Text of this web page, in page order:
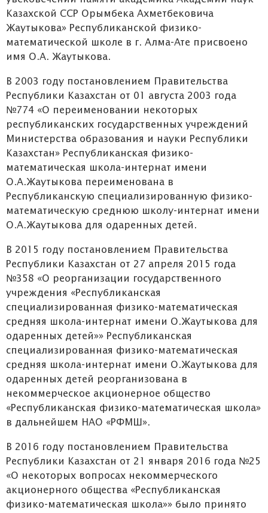
Казахской ССР Орымбека Ахметбековича
Жаутыкова» Республиканской физико-
математической школе в г. Алма-Ате присвоено
имя О.А. Жаутыкова.
В 2003 году постановлением Правительства
Республики Казахстан от 01 августа 2003 года
№774 «О переименовании некоторых
республиканских государственных учреждений
Министерства образования и науки Республики
Казахстан» Республиканская физико-
математическая школа-интернат имени
О.А.Жаутыкова переименована в
Республиканскую специализированную физико-
математическую среднюю школу-интернат имени
О.А.Жаутыкова для одаренных детей.
В 2015 году постановлением Правительства
Республики Казахстан от 27 апреля 2015 года
№358 «О реорганизации государственного
учреждения «Республиканская
специализированная физико-математическая
средняя школа-интернат имени О.Жаутыкова для
одаренных детей»» Республиканская
специализированная физико-математическая
средняя школа-интернат имени О.Жаутыкова для
одаренных детей реорганизована в
некоммерческое акционерное общество
«Республиканская физико-математическая школа»
в дальнейшем НАО «РФМШ».
В 2016 году постановлением Правительства
Республики Казахстан от 21 января 2016 года №25
«О некоторых вопросах некоммерческого
акционерного общества «Республиканская
физико-математическая школа»» было принято